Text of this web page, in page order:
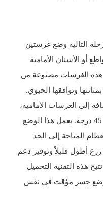
التالية وضع غرستين
أو الأسنان الأمامية
الغرسات مصنوعة من
وتوافقها الحيوي.
إلى الغرسات الأمامية،
يتم وضع اثنتين أخريين بزاوية 45 درجة. يعمل هذا الوضع
المتاحة إلى الحد
أطول قليلاً وتوفير دعم
تتيح هذه التقنية التحميل
وضع جسر مؤقت في نفس